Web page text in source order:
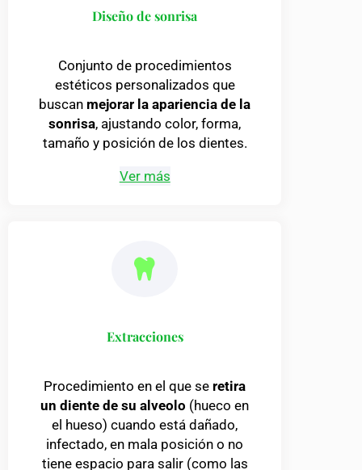
Diseño de sonrisa
Conjunto de procedimientos
estéticos personalizados que
buscan mejorar la apariencia de la
sonrisa, ajustando color, forma,
tamaño y posición de los dientes.
Ver más
Extracciones
Procedimiento en el que se retira
un diente de su alveolo (hueco en
el hueso) cuando está dañado,
infectado, en mala posición o no
tiene espacio para salir (como las